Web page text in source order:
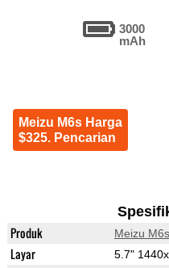
3000
mAh
Meizu M6s Harga
$325. Pencarian
Produk Meizu M6s
Layar 5.7"